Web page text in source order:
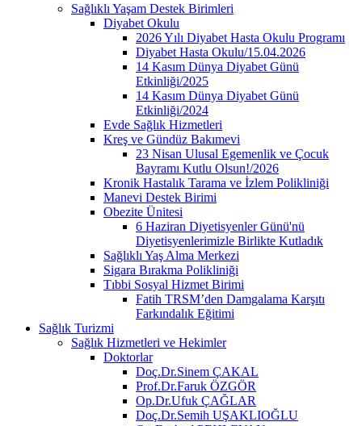
Sağlıklı Yaşam Destek Birimleri
Diyabet Okulu
2026 Yılı Diyabet Hasta Okulu Programı
Diyabet Hasta Okulu/15.04.2026
14 Kasım Dünya Diyabet Günü
Etkinliği/2025
14 Kasım Dünya Diyabet Günü
Etkinliği/2024
Evde Sağlık Hizmetleri
Kreş ve Gündüz Bakımevi
23 Nisan Ulusal Egemenlik ve Çocuk
Bayramı Kutlu Olsun!/2026
Kronik Hastalık Tarama ve İzlem Polikliniği
Manevi Destek Birimi
Obezite Ünitesi
6 Haziran Diyetisyenler Günü'nü
Diyetisyenlerimizle Birlikte Kutladık
Sağlıklı Yaş Alma Merkezi
Sigara Bırakma Polikliniği
Tıbbi Sosyal Hizmet Birimi
Fatih TRSM’den Damgalama Karşıtı
Farkındalık Eğitimi
Sağlık Turizmi
Sağlık Hizmetleri ve Hekimler
Doktorlar
Doç.Dr.Sinem ÇAKAL
Prof.Dr.Faruk ÖZGÖR
Op.Dr.Ufuk ÇAĞLAR
Doç.Dr.Semih UŞAKLIOĞLU